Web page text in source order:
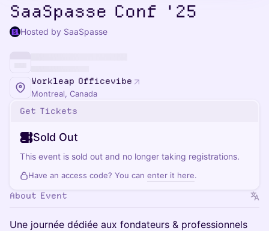
SaaSpasse Conf '25
Hosted by SaaSpasse
Workleap Officevibe
Montreal, Canada
Get Tickets
Sold Out
This event is sold out and no longer taking registrations.
Have an access code? You can enter it here.
About Event
Une journée dédiée aux fondateurs & professionnels